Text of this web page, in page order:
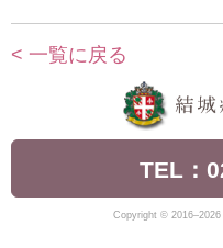
< 一覧に戻る
TEL：
Copyright ©